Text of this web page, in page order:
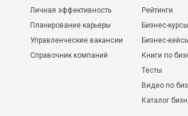
Личная эффективность
Планирование карьеры
Управленческие вакансии
Справочник компаний
Рейтинги
Бизнес-курсы
Бизнес-
Книги по
Тесты
Видео по
Каталог